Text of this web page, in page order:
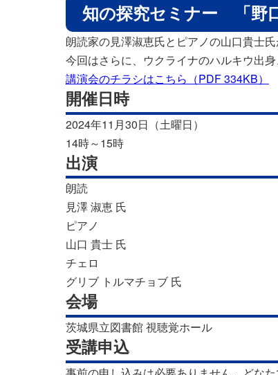
知の探究セミナー 「野
朗読家の見澤淑恵氏とピアノの山口貴士
今回はさらに、ウクライナのハルキウ出
講演会のチラシはこちら（PDF 334KB）
開催日時
2024年11月30日（土曜日）
14時～15時
出演
朗読
見澤 淑恵 氏
ピアノ
山口 貴士 氏
チェロ
グリブ トルマチョブ 氏
会場
茨城県立図書館 視聴覚ホール
受講申込